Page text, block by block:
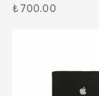
₺700.00